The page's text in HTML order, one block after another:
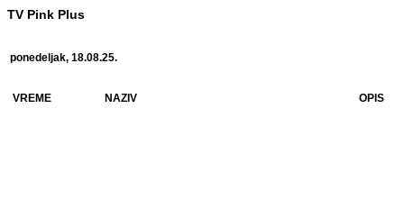
TV Pink Plus
ponedeljak, 18.08.25.
VREME NAZIV OPIS